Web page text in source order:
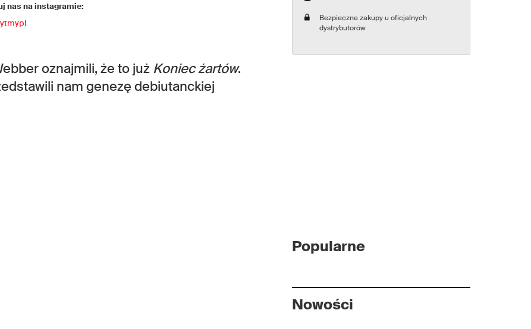
nas na instagramie:
oznajmili, że to już Koniec żartów.
nam genezę debiutanckiej
Bezpieczne zakupy u oficjalnych
dystrybutorów
Popularne
Nowości